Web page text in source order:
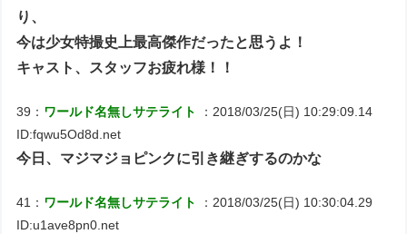
り、
今は少女特撮史上最高傑作だったと思うよ！
キャスト、スタッフお疲れ様！！
39： ワールド名無しサテライト
：2018/03/25(日) 10:29:09.14
ID:fqwu5Od8d.net
今日、マジマジョピンクに引き継ぎするのかな
41： ワールド名無しサテライト
：2018/03/25(日) 10:30:04.29
ID:u1ave8pn0.net